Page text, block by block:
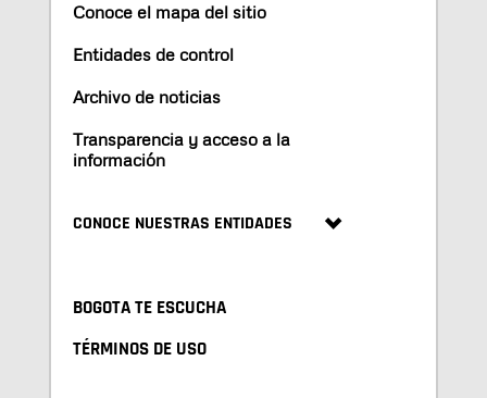
Conoce el mapa del sitio
Entidades de control
Archivo de noticias
Transparencia y acceso a la
información
CONOCE NUESTRAS ENTIDADES
BOGOTA TE ESCUCHA
TÉRMINOS DE USO